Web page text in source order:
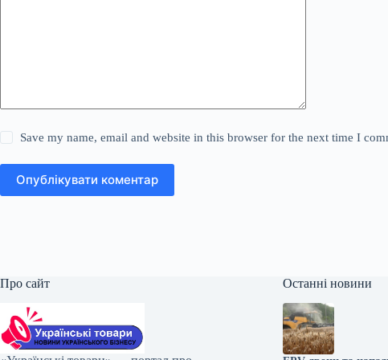
Save my name, email and website in this browser for the next time I
Опублікувати коментар
Про сайт Останні новини